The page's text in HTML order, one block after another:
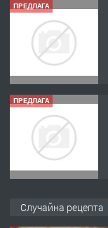
ПРЕДЛАГА
ПРЕДЛАГА
Случайна рецепта